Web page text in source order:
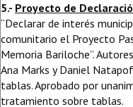
5.- Proyecto de
“Declarar de interés
comunitario el Proyecto
Memoria Bariloche”.
Ana Marks y Daniel Natapof
tablas. Aprobado por
tratamiento sobre tablas.